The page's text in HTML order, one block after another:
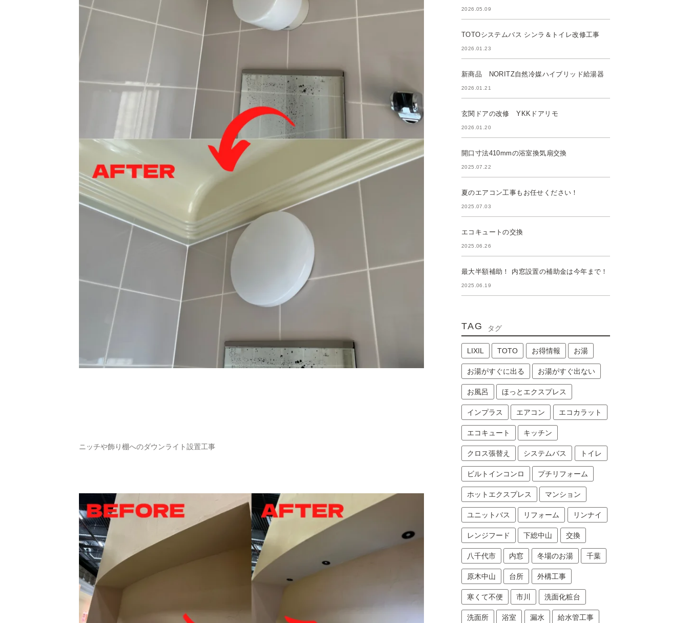
ニッチや飾り棚へのダウンライト設置工事
2026.05.09
TOTOシステムバス シンラ＆トイレ改修工事
2026.01.23
新商品 NORITZ自然冷媒ハイブリッド給湯器
2026.01.21
玄関ドアの改修 YKKドアリモ
2026.01.20
開口寸法410mmの浴室換気扇交換
2025.07.22
夏のエアコン工事もお任せください！
2025.07.03
エコキュートの交換
2025.06.26
最大半額補助！ 内窓設置の補助金は今年まで！
2025.06.19
TAG タグ
LIXIL TOTO お得情報 お湯
お湯がすぐに出る お湯がすぐ出ない
お風呂 ほっとエクスプレス
インプラス エアコン エコカラット
エコキュート キッチン
クロス張替え システムバス トイレ
ビルトインコンロ プチリフォーム
ホットエクスプレス マンション
ユニットバス リフォーム リンナイ
レンジフード 下総中山 交換
八千代市 内窓 冬場のお湯 千葉
原木中山 台所 外構工事
寒くて不便 市川 洗面化粧台
洗面所 浴室 漏水 給水管工事